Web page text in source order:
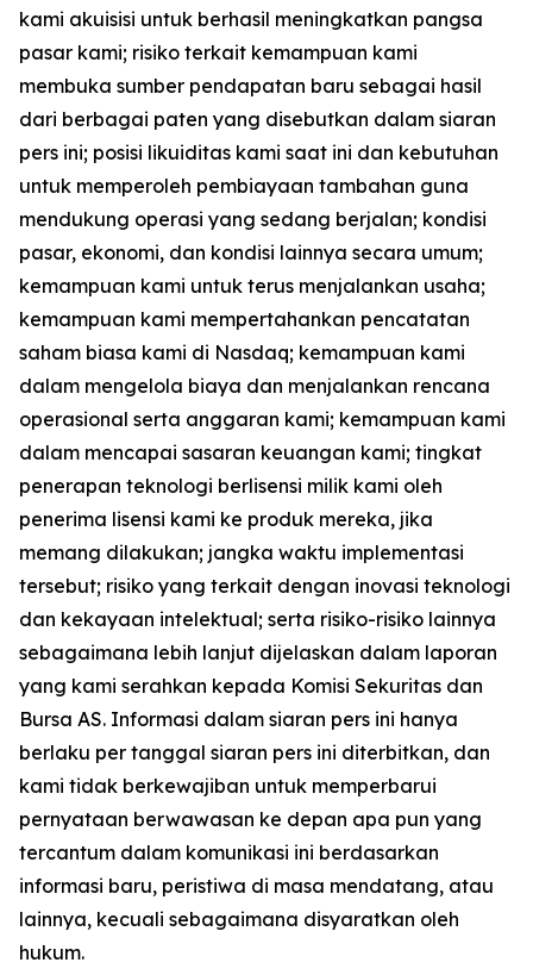
kami akuisisi untuk berhasil meningkatkan pangsa
pasar kami; risiko terkait kemampuan kami
membuka sumber pendapatan baru sebagai hasil
dari berbagai paten yang disebutkan dalam siaran
pers ini; posisi likuiditas kami saat ini dan kebutuhan
untuk memperoleh pembiayaan tambahan guna
mendukung operasi yang sedang berjalan; kondisi
pasar, ekonomi, dan kondisi lainnya secara umum;
kemampuan kami untuk terus menjalankan usaha;
kemampuan kami mempertahankan pencatatan
saham biasa kami di Nasdaq; kemampuan kami
dalam mengelola biaya dan menjalankan rencana
operasional serta anggaran kami; kemampuan kami
dalam mencapai sasaran keuangan kami; tingkat
penerapan teknologi berlisensi milik kami oleh
penerima lisensi kami ke produk mereka, jika
memang dilakukan; jangka waktu implementasi
tersebut; risiko yang terkait dengan inovasi teknologi
dan kekayaan intelektual; serta risiko-risiko lainnya
sebagaimana lebih lanjut dijelaskan dalam laporan
yang kami serahkan kepada Komisi Sekuritas dan
Bursa AS. Informasi dalam siaran pers ini hanya
berlaku per tanggal siaran pers ini diterbitkan, dan
kami tidak berkewajiban untuk memperbarui
pernyataan berwawasan ke depan apa pun yang
tercantum dalam komunikasi ini berdasarkan
informasi baru, peristiwa di masa mendatang, atau
lainnya, kecuali sebagaimana disyaratkan oleh
hukum.